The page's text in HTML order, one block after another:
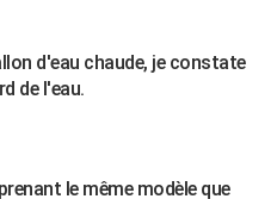
d'eau chaude, je constate
de l'eau.
le même modèle que